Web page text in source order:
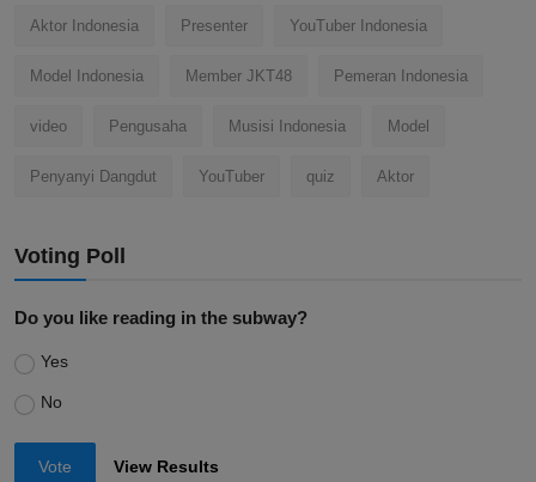
Aktor Indonesia Presenter YouTuber Indonesia
Model Indonesia Member JKT48 Pemeran Indonesia
video Pengusaha Musisi Indonesia Model
Penyanyi Dangdut YouTuber quiz Aktor
Voting Poll
Do you like reading in the subway?
Yes
No
Vote View Results